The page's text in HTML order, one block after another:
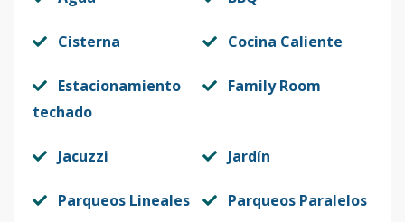
Cisterna Cocina Caliente
Estacionamiento
techado
Family Room
Jacuzzi Jardín
Parqueos Lineales Parqueos Paralelos